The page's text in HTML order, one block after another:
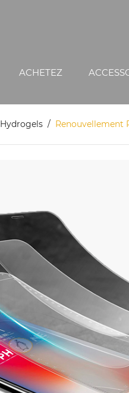
ACHETEZ
Hydrogels Renouvellement